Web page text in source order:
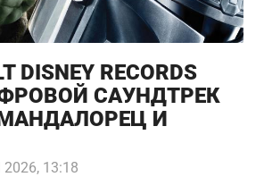
DISNEY RECORDS
САУНДТРЕК
И
13:18